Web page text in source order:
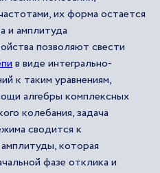
их форма остается
и амплитуда
позволяют свести
в виде интегрально-
к таким уравнениям,
алгебры комплексных
колебания, задача
сводится к
которая
фазе отклика и